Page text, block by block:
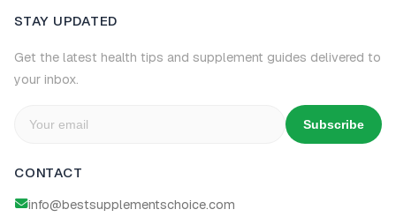
STAY UPDATED
Get the latest health tips and supplement guides delivered to
your inbox.
Subscribe
CONTACT
info@bestsupplementschoice.com